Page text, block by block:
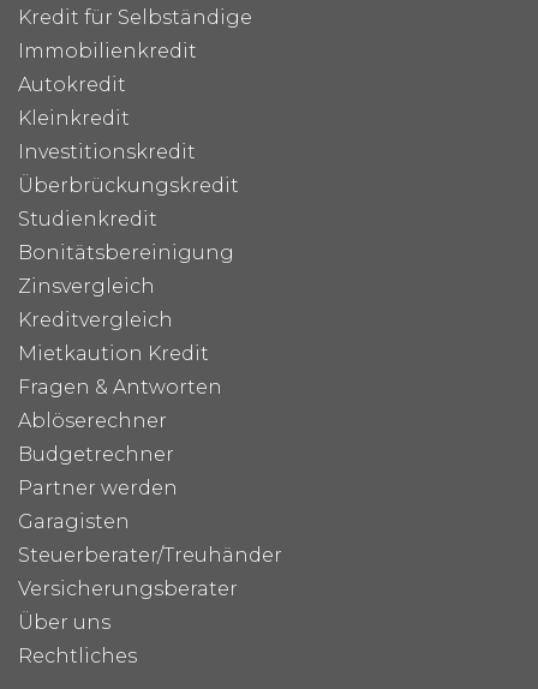
Kredit für Selbständige
Immobilienkredit
Autokredit
Kleinkredit
Investitionskredit
Überbrückungskredit
Studienkredit
Bonitätsbereinigung
Zinsvergleich
Kreditvergleich
Mietkaution Kredit
Fragen & Antworten
Ablöserechner
Budgetrechner
Partner werden
Garagisten
Steuerberater/Treuhänder
Versicherungsberater
Über uns
Rechtliches